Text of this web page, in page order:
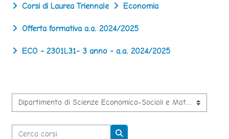
Corsi di Laurea Triennale Economia
Offerta formativa a.a. 2024/2025
ECO - 2301L31- 3 anno - a.a. 2024/2025
Categorie di corso